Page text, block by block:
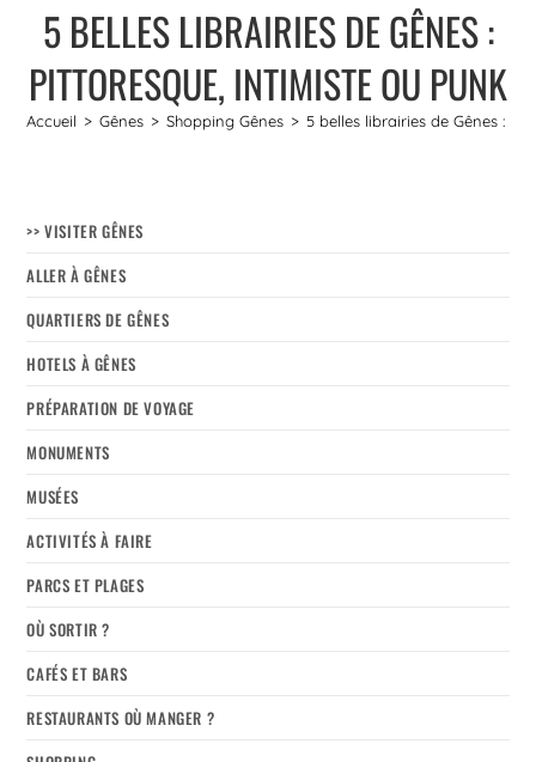
5 BELLES LIBRAIRIES DE GÊNES :
PITTORESQUE, INTIMISTE OU PUNK
Accueil > Gênes > Shopping Gênes > 5 belles librairies de Gênes :
>> VISITER GÊNES
ALLER À GÊNES
QUARTIERS DE GÊNES
HOTELS À GÊNES
PRÉPARATION DE VOYAGE
MONUMENTS
MUSÉES
ACTIVITÉS À FAIRE
PARCS ET PLAGES
OÙ SORTIR ?
CAFÉS ET BARS
RESTAURANTS OÙ MANGER ?